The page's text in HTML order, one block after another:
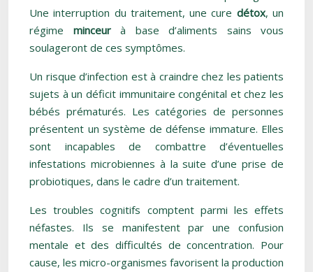
Une interruption du traitement, une cure détox, un
régime minceurà base d’aliments sains vous
soulageront de ces symptômes.
Un risque d’infection est à craindre chez les patients
sujets à un déficit immunitaire congénital et chez les
bébés prématurés. Les catégories de personnes
présentent un système de défense immature. Elles
sont incapables de combattre d’éventuelles
infestations microbiennes à la suite d’une prise de
probiotiques, dans le cadre d’un traitement.
Les troubles cognitifs comptent parmi les effets
néfastes. Ils se manifestent par une confusion
mentale et des difficultés de concentration. Pour
cause, les micro-organismes favorisent la production